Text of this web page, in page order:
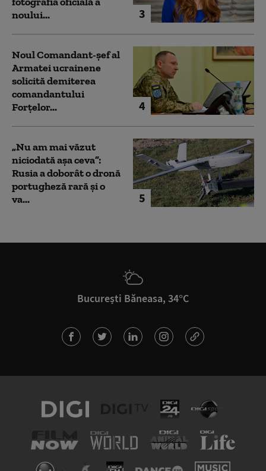
3
noului...
4
Noul Comandant-șef al
Armatei ucrainene
solicită demiterea
comandantului
Forțelor...
5
„Nu am mai văzut
niciodată așa ceva”:
Rusia a doborât o dronă
portugheză rară și o
va...
București Băneasa, 34°C